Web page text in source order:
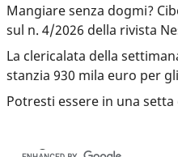
Mangiare senza dogmi?
sul n. 4/2026 della rivista
La clericalata della
stanzia 930 mila euro per
Potresti essere in una